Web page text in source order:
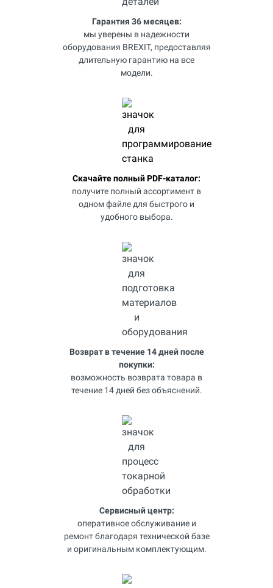
Гарантия 36 месяцев:
мы уверены в надежности
оборудования BREXIT, предоставляя
длительную гарантию на все
модели.
Скачайте полный PDF-каталог:
получите полный ассортимент в
одном файле для быстрого и
удобного выбора.
Возврат в течение 14 дней после
покупки:
возможность возврата товара в
течение 14 дней без объяснений.
Сервисный центр:
оперативное обслуживание и
ремонт благодаря технической базе
и оригинальным комплектующим.